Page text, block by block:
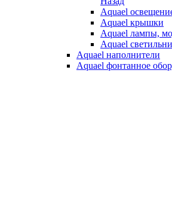
Aquael
Aquael крышки
Aquael лампы,
Aquael
Aquael наполнители
Aquael фонтанное